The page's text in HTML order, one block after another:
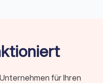
spezifische Ausbildung
für Ihren